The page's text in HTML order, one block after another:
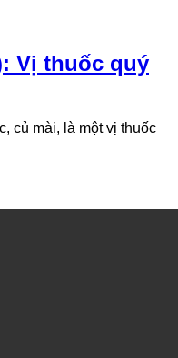
Vị thuốc quý
củ mài, là một vị thuốc